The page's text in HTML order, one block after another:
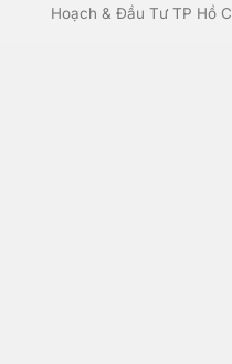
Hoạch & Đầu Tư TP Hồ